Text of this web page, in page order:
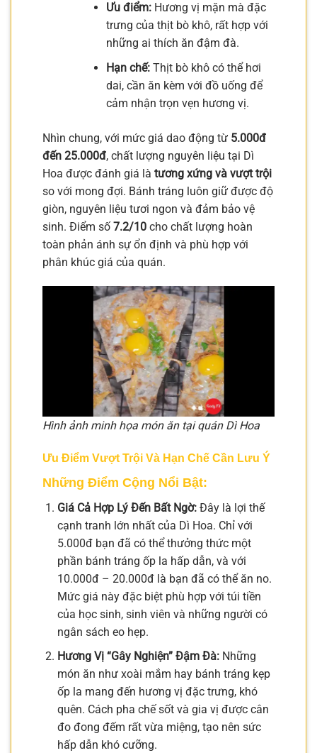
Ưu điểm:Hương vị mặn mà đặc
trưng của thịt bò khô, rất hợp với
những ai thích ăn đậm đà.
Hạn chế:Thịt bò khô có thể hơi
dai, cần ăn kèm với đồ uống để
cảm nhận trọn vẹn hương vị.
Nhìn chung, với mức giá dao động từ 5.000đ
đến 25.000đ, chất lượng nguyên liệu tại Dì
Hoa được đánh giá là tương xứng và vượt trội
so với mong đợi. Bánh tráng luôn giữ được độ
giòn, nguyên liệu tươi ngon và đảm bảo vệ
sinh. Điểm số7.2/10 cho chất lượng hoàn
toàn phản ánh sự ổn định và phù hợp với
phân khúc giá của quán.
Hình ảnh minh họa món ăn tại quán Dì Hoa
Ưu Điểm Vượt Trội Và Hạn Chế Cần Lưu Ý
Những Điểm Cộng Nổi Bật:
Giá Cả Hợp Lý Đến Bất Ngờ:Đây là lợi thế
cạnh tranh lớn nhất của Dì Hoa. Chỉ với
5.000đ bạn đã có thể thưởng thức một
phần bánh tráng ốp la hấp dẫn, và với
10.000đ – 20.000đ là bạn đã có thể ăn no.
Mức giá này đặc biệt phù hợp với túi tiền
của học sinh, sinh viên và những người có
ngân sách eo hẹp.
Hương Vị “Gây Nghiện” Đậm Đà:Những
món ăn như xoài mắm hay bánh tráng kẹp
ốp la mang đến hương vị đặc trưng, khó
quên. Cách pha chế sốt và gia vị được cân
đo đong đếm rất vừa miệng, tạo nên sức
hấp dẫn khó cưỡng.